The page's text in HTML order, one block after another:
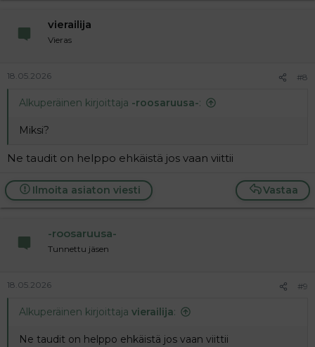
vierailija
Vieras
18.05.2026 #8
Alkuperäinen kirjoittaja -roosaruusa-:
Miksi?
Ne taudit on helppo ehkäistä jos vaan viittii
Vastaa
Ilmoita asiaton viesti
-roosaruusa-
Tunnettu jäsen
18.05.2026 #9
Alkuperäinen kirjoittaja vierailija:
Ne taudit on helppo ehkäistä jos vaan viittii